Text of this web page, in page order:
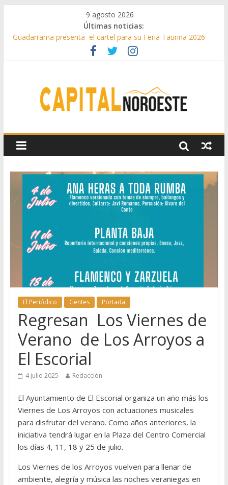
9 agosto 2026
Últimas noticias:
Guadarrama presenta el cartel para su Feria Taurina 2026
Hey Kid e Inazio en ‘La Gran Noche del Indie’ de las fiestas
Boadilla destinó más de 11 millones de euros a ayudas y
beneficios fiscales en 2025
El Periódico Gentes Portada
Regresan Los Viernes de
Verano de Los Arroyos a
El Escorial
4 julio 2025 Redacción
El Ayuntamiento de El Escorial organiza un año más los
Viernes de Los Arroyos con actuaciones musicales
para disfrutar del verano. Como años anteriores, la
iniciativa tendrá lugar en la Plaza del Centro Comercial
los días 4, 11, 18 y 25 de julio.
Los Viernes de los Arroyos vuelven para llenar de
ambiente, alegría y música las noches veraniegas en